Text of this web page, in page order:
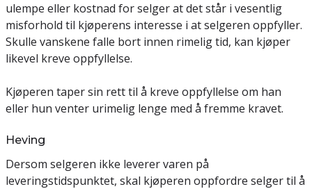
ulempe eller kostnad for selger at det står i vesentlig
misforhold til kjøperens interesse i at selgeren oppfyller.
Skulle vanskene falle bort innen rimelig tid, kan kjøper
likevel kreve oppfyllelse.
Kjøperen taper sin rett til å kreve oppfyllelse om han
eller hun venter urimelig lenge med å fremme kravet.
Heving
Dersom selgeren ikke leverer varen på
leveringstidspunktet, skal kjøperen oppfordre selger til å